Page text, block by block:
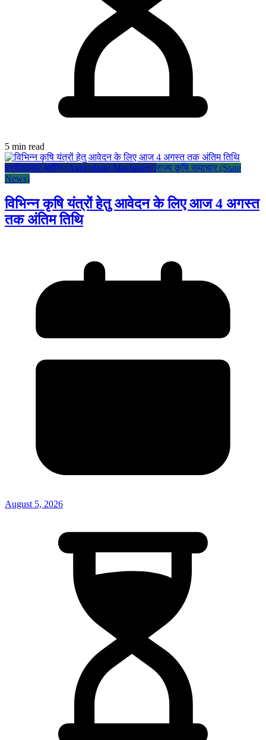
5 min read
एग्रीकल्चर मशीन (Agriculture Machinery)राज्य कृषि समाचार (State
News)
विभिन्न कृषि यंत्रों हेतु आवेदन के लिए आज 4 अगस्त
तक अंतिम तिथि
August 5, 2026